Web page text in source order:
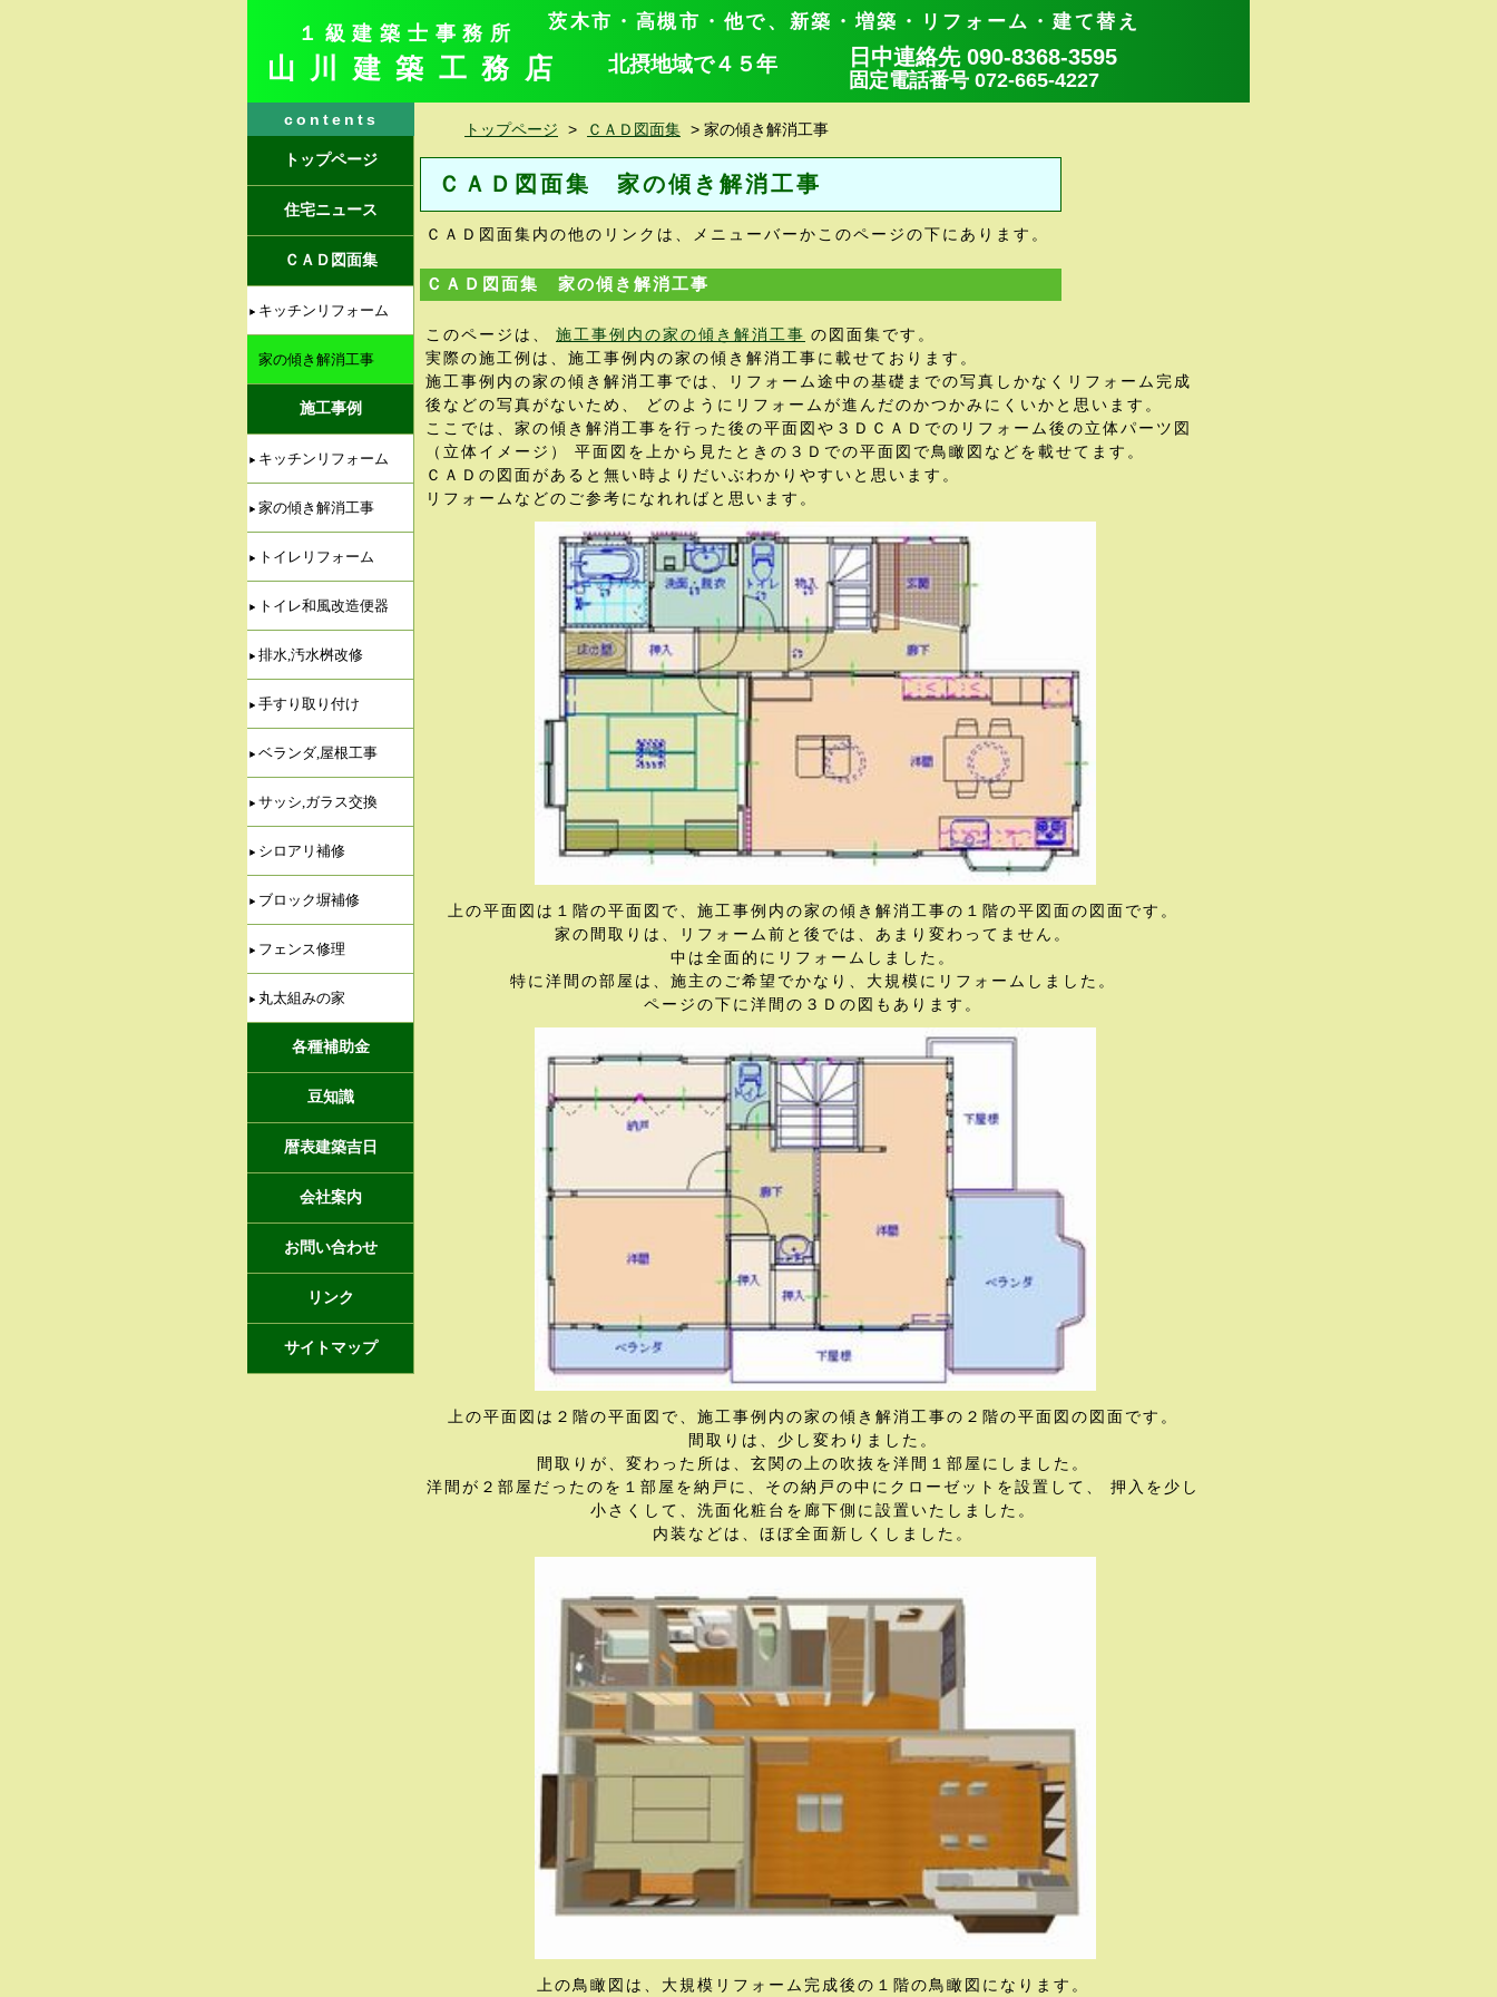
茨木市・高槻市・他で、新築・増築・リフォーム・建て替え
北摂地域で４５年
山川建築工務店
１級建築士事務所
固定電話番号 072-665-4227
日中連絡先 090-8368-3595
トップページ > ＣＡＤ図面集 > 家の傾き解消工事
ＣＡＤ図面集 家の傾き解消工事
ＣＡＤ図面集内の他のリンクは、メニューバーかこのページの下にあります。
ＣＡＤ図面集 家の傾き解消工事
このページは、 施工事例内の家の傾き解消工事 の図面集です。
実際の施工例は、施工事例内の家の傾き解消工事に載せております。
施工事例内の家の傾き解消工事では、リフォーム途中の基礎までの写真しかなくリフォーム完成
後などの写真がないため、 どのようにリフォームが進んだのかつかみにくいかと思います。
ここでは、家の傾き解消工事を行った後の平面図や３ＤＣＡＤでのリフォーム後の立体パーツ図
（立体イメージ） 平面図を上から見たときの３Ｄでの平面図で鳥瞰図などを載せてます。
ＣＡＤの図面があると無い時よりだいぶわかりやすいと思います。
リフォームなどのご参考になれればと思います。
上の平面図は１階の平面図で、施工事例内の家の傾き解消工事の１階の平図面の図面です。
家の間取りは、リフォーム前と後では、あまり変わってません。
中は全面的にリフォームしました。
特に洋間の部屋は、施主のご希望でかなり、大規模にリフォームしました。
ページの下に洋間の３Ｄの図もあります。
上の平面図は２階の平面図で、施工事例内の家の傾き解消工事の２階の平面図の図面です。
間取りは、少し変わりました。
間取りが、変わった所は、玄関の上の吹抜を洋間１部屋にしました。
洋間が２部屋だったのを１部屋を納戸に、その納戸の中にクローゼットを設置して、 押入を少し
小さくして、洗面化粧台を廊下側に設置いたしました。
内装などは、ほぼ全面新しくしました。
上の鳥瞰図は、大規模リフォーム完成後の１階の鳥瞰図になります。
contents
トップページ
住宅ニュース
ＣＡＤ図面集
キッチンリフォーム
家の傾き解消工事
施工事例
キッチンリフォーム
家の傾き解消工事
トイレリフォーム
トイレ和風改造便器
排水,汚水桝改修
手すり取り付け
ベランダ,屋根工事
サッシ,ガラス交換
シロアリ補修
ブロック塀補修
フェンス修理
丸太組みの家
各種補助金
豆知識
暦表建築吉日
会社案内
お問い合わせ
リンク
サイトマップ